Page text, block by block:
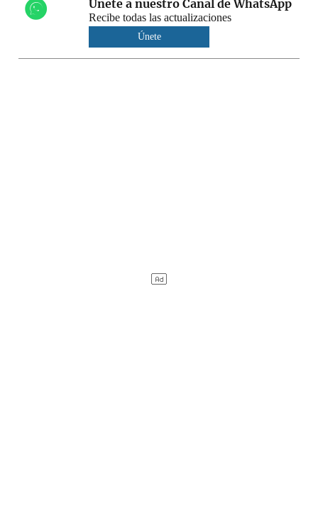
Únete a nuestro Canal de WhatsApp
Recibe todas las actualizaciones
Únete